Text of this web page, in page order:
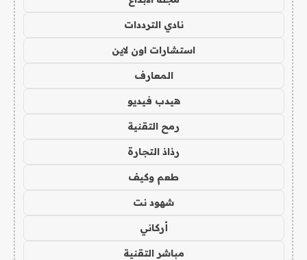
نادي الترددات
استشارات اون لاين
المعارف
هيدب فيديو
رمح التقنية
رذاذ التجارة
طعم وكيف
شهود نت
أركاني
مباشر التقنية